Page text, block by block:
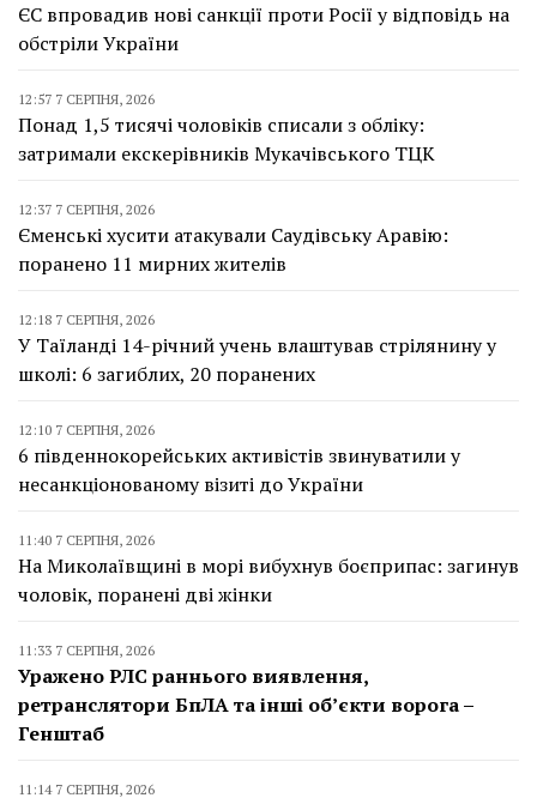
ЄС впровадив нові санкції проти Росії у відповідь на
обстріли України
12:57 7 СЕРПНЯ, 2026
Понад 1,5 тисячі чоловіків списали з обліку:
затримали екскерівників Мукачівського ТЦК
12:37 7 СЕРПНЯ, 2026
Єменські хусити атакували Саудівську Аравію:
поранено 11 мирних жителів
12:18 7 СЕРПНЯ, 2026
У Таїланді 14-річний учень влаштував стрілянину у
школі: 6 загиблих, 20 поранених
12:10 7 СЕРПНЯ, 2026
6 південнокорейських активістів звинуватили у
несанкціонованому візиті до України
11:40 7 СЕРПНЯ, 2026
На Миколаївщині в морі вибухнув боєприпас: загинув
чоловік, поранені дві жінки
11:33 7 СЕРПНЯ, 2026
Уражено РЛС раннього виявлення,
ретранслятори БпЛА та інші об’єкти ворога –
Генштаб
11:14 7 СЕРПНЯ, 2026